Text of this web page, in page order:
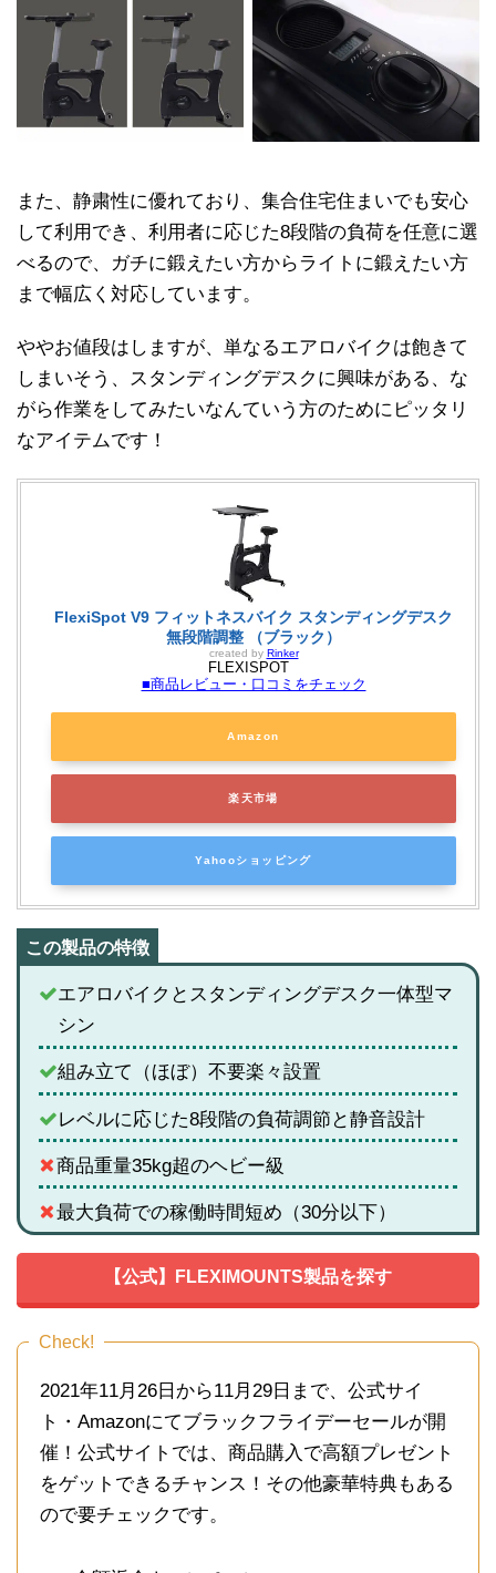
また、静粛性に優れており、集合住宅住まいでも安心
して利用でき、利用者に応じた8段階の負荷を任意に選
べるので、ガチに鍛えたい方からライトに鍛えたい方
まで幅広く対応しています。
ややお値段はしますが、単なるエアロバイクは飽きて
しまいそう、スタンディングデスクに興味がある、な
がら作業をしてみたいなんていう方のためにピッタリ
なアイテムです！
FlexiSpot V9 フィットネスバイク スタンディングデスク
無段階調整 （ブラック）
created by Rinker
FLEXISPOT
■商品レビュー・口コミをチェック
Amazon
楽天市場
Yahooショッピング
エアロバイクとスタンディングデスク一体型マ
シン
組み立て（ほぼ）不要楽々設置
レベルに応じた8段階の負荷調節と静音設計
商品重量35kg超のヘビー級
最大負荷での稼働時間短め（30分以下）
【公式】FLEXIMOUNTS製品を探す
Check!
2021年11月26日から11月29日まで、 公式サイ
ト・Amazonにてブラックフライデーセールが開
催！公式サイトでは、商品購入で高額プレゼント
をゲットできるチャンス！その他豪華特典もある
ので要チェックです。